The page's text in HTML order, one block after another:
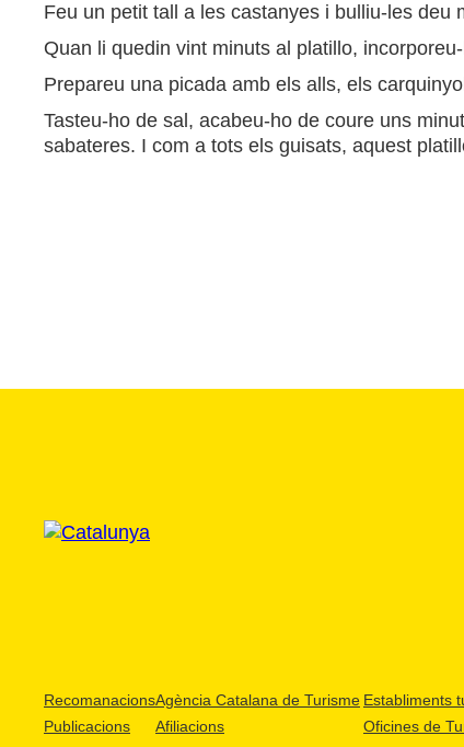
Feu un petit tall a les castanyes i bulliu-les deu
Quan li quedin vint minuts al platillo,
Prepareu una picada amb els alls, els
Tasteu-ho de sal, acabeu-ho de coure uns
sabateres. I com a tots els guisats, aquest
Recomanacions
Publicacions
Agència Catalana de Turisme
Afiliacions
Establiments
Oficines de